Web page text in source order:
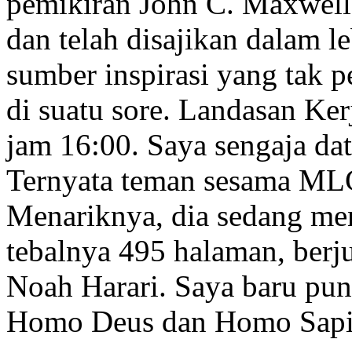
dan telah disajikan dalam
sumber inspirasi yang tak
di suatu sore. Landasan
jam 16:00. Saya sengaja
Ternyata teman sesama
Menariknya, dia sedang
tebalnya 495 halaman,
Noah Harari. Saya baru
Homo Deus dan Homo